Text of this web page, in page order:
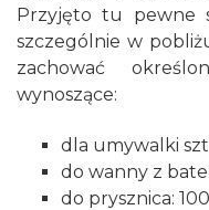
Przyjęto tu pewne
szczególnie w
zachować
wynoszące:
dla umywalki
do wanny z
do prysznica: